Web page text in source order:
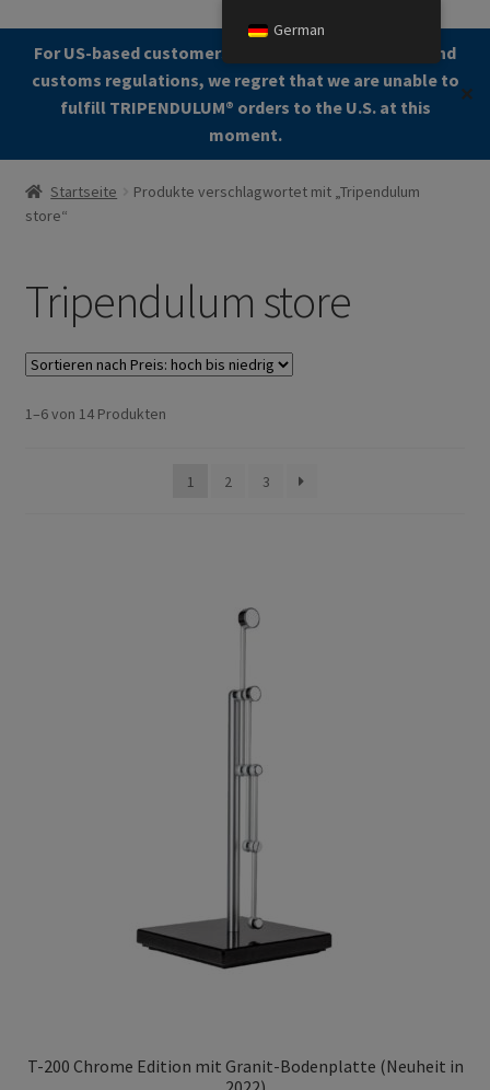
For US-based customers: Due to current shipping and
customs regulations, we regret that we are unable to
fulfill TRIPENDULUM®️ orders to the U.S. at this
moment.
✕
Menü
Start
About
Startseite
Produkte verschlagwortet mit „Tripendulum
store“
Tripendulum store
1–6 von 14 ProduktenNach
absteigend
1 2 3
T-200 Chrome Edition mit Granit-Bodenplatte (Neuheit in
German